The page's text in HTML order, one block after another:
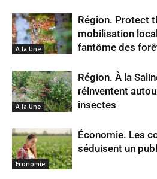
A la Une
Région. Protect
mobilisation
fantôme des
A la Une
Région. À la
réinventent
insectes
Economie
Économie. Les
séduisent un